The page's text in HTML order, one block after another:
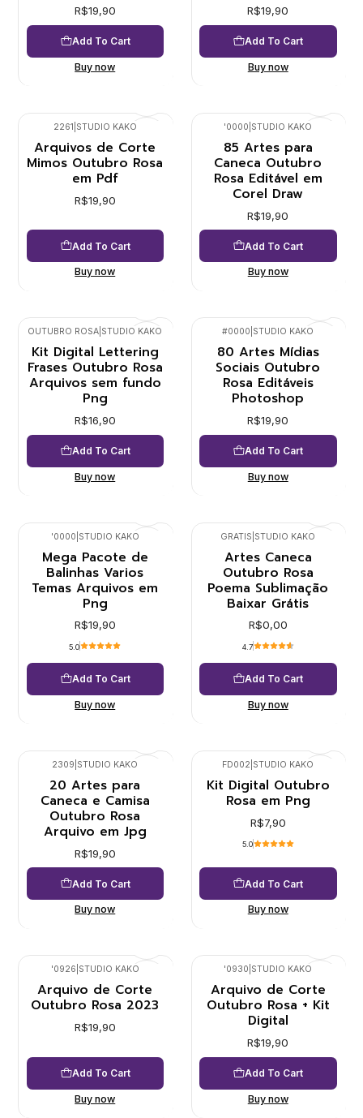
R$19,90
Add To Cart
Buy now
R$19,90
Add To Cart
Buy now
2261 STUDIO KAKO
Arquivos de Corte
Mimos Outubro Rosa
em Pdf
R$19,90
Add To Cart
Buy now
'0000 STUDIO KAKO
85 Artes para
Caneca Outubro
Rosa Editável em
Corel Draw
R$19,90
Add To Cart
Buy now
OUTUBRO ROSA STUDIO KAKO
Kit Digital Lettering
Frases Outubro Rosa
Arquivos sem fundo
Png
R$16,90
Add To Cart
Buy now
#0000 STUDIO KAKO
80 Artes Mídias
Sociais Outubro
Rosa Editáveis
Photoshop
R$19,90
Add To Cart
Buy now
'0000 STUDIO KAKO
Mega Pacote de
Balinhas Varios
Temas Arquivos em
Png
R$19,90
5.0
Add To Cart
Buy now
GRATIS STUDIO KAKO
Artes Caneca
Outubro Rosa
Poema Sublimação
Baixar Grátis
R$0,00
4.7
Add To Cart
Buy now
2309 STUDIO KAKO
20 Artes para
Caneca e Camisa
Outubro Rosa
Arquivo em Jpg
R$19,90
Add To Cart
Buy now
FD002 STUDIO KAKO
Kit Digital Outubro
Rosa em Png
R$7,90
5.0
Add To Cart
Buy now
'0926 STUDIO KAKO
Arquivo de Corte
Outubro Rosa 2023
R$19,90
Add To Cart
Buy now
'0930 STUDIO KAKO
Arquivo de Corte
Outubro Rosa + Kit
Digital
R$19,90
Add To Cart
Buy now